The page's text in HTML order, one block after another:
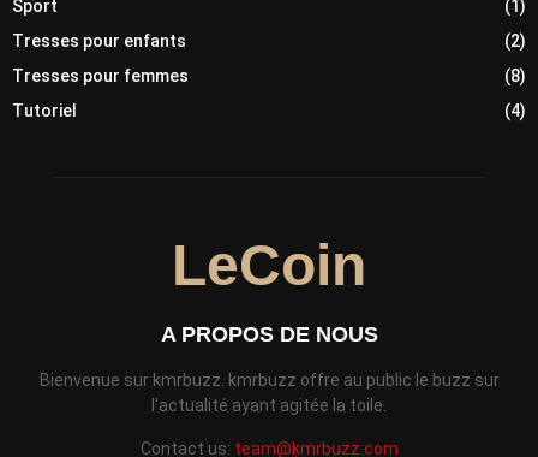
Sport
(1)
Tresses pour enfants
(2)
Tresses pour femmes
(8)
Tutoriel
(4)
LeCoin
A PROPOS DE NOUS
Bienvenue sur kmrbuzz. kmrbuzz offre au public le buzz sur
l'actualité ayant agitée la toile.
Contact us: team@kmrbuzz.com